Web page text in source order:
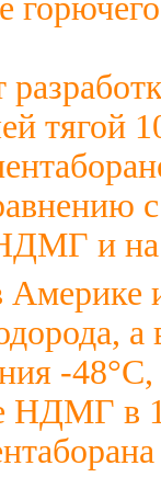
тягой
и на
-
НДМГ в